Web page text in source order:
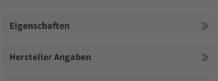
Eigenschaften
Hersteller Angaben